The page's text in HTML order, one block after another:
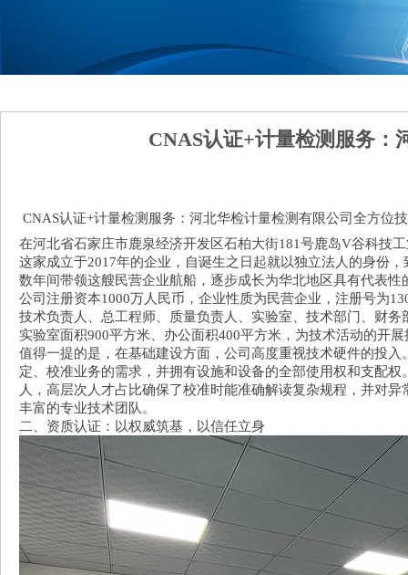
CNAS认证+计量检测服务：
CNAS认证+计量检测服务：河北华检计量检测有限公司全方位
在河北省石家庄市鹿泉经济开发区石柏大街181号鹿岛V谷科技
这家成立于2017年的企业，自诞生之日起就以独立法人的身份
数年间带领这艘民营企业航船，逐步成长为华北地区具有代表
公司注册资本1000万人民币，企业性质为民营企业，注册号为
技术负责人、总工程师、质量负责人、实验室、技术部门、财
实验室面积900平方米、办公面积400平方米，为技术活动的开
值得一提的是，在基础建设方面，公司高度重视技术硬件的投
定、校准业务的需求，并拥有设施和设备的全部使用权和支配
人，高层次人才占比确保了校准时能准确解读复杂规程，并对
丰富的专业技术团队。
二、资质认证：以权威筑基，以信任立身